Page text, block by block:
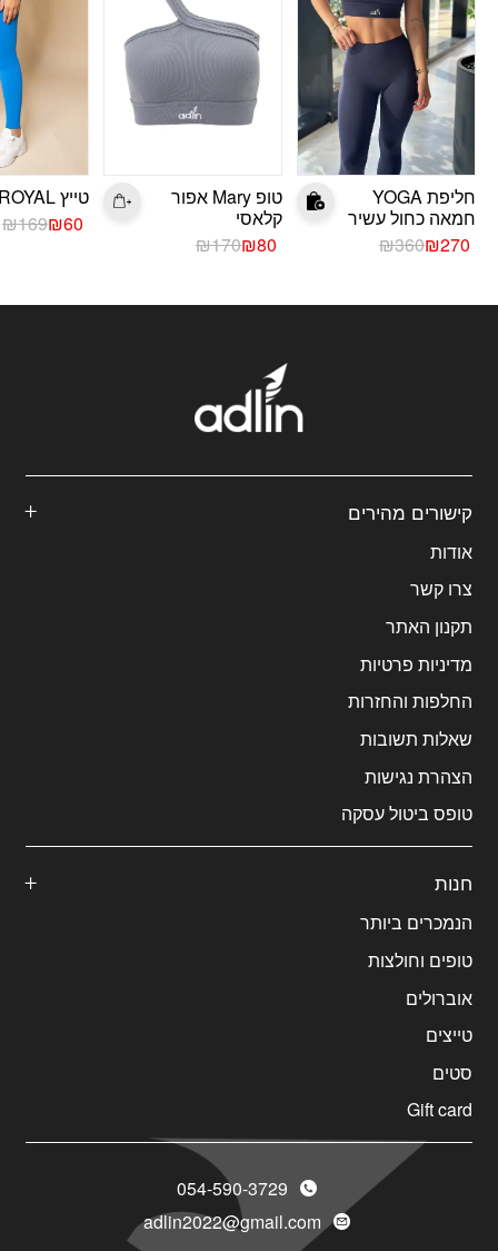
חליפת YOGA
חמאה כחול עשיר
₪360
המחיר
₪360.
₪270המחיר
₪270.
טופ Mary אפור
קלאסי
₪170
המחיר
₪170.
₪80 המחיר
₪80.
טייץ ROYAL תכלת
₪169
המחיר₪60 המחיר
קישורים מהירים
אודות
צרו קשר
תקנון האתר
מדיניות פרטיות
החלפות והחזרות
שאלות תשובות
הצהרת נגישות
טופס ביטול עסקה
חנות
הנמכרים ביותר
טופים וחולצות
אוברולים
טייצים
סטים
Gift card
054-590-3729
adlin2022@gmail.com